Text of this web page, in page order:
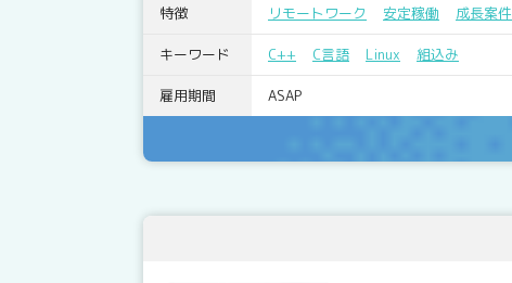
特徴 リモートワーク 安定稼働 成長案件
キーワード C++ C言語 Linux 組込み
雇用期間 ASAP